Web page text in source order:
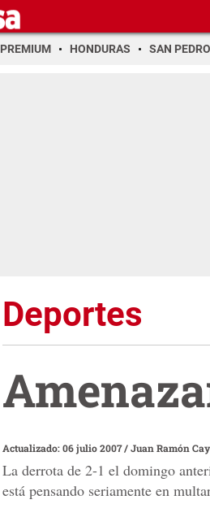
PREMIUM HONDURAS SAN PEDRO
Deportes
Actualizado: 06 julio 2007/Juan Ramón
La derrota de 2-1 el domingo
está pensando seriamente en